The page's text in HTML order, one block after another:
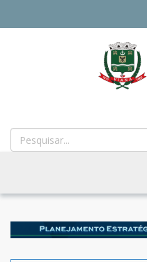
MUNICIPAL
DE
VIANA
ES